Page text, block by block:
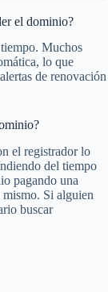
el dominio?
Muchos
lo que
de renovación
el registrador lo
del tiempo
pagando una
Si alguien
buscar